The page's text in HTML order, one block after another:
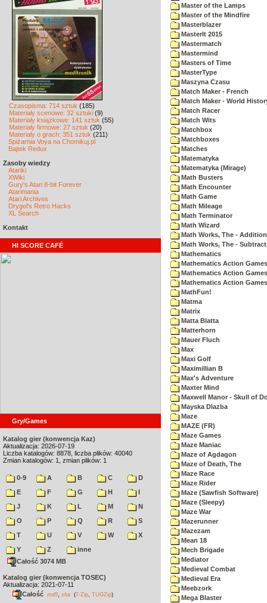
Czasopisma: 714 sztuk (185)
Materiały scenowe: 32 sztuki (9)
Materiały książkowe: 141 sztuk (55)
Materiały firmowe: 27 sztuk (20)
Materiały o grach: 351 sztuk (211)
Spiżarnia Voya na Chomikuj.pl
Bajtek Redux
Zasoby wiedzy
Atariki
XWiki
Gury's Atari 8-bit Forever
Atarimania
Atari Archives
Drygol's Retro Hacks
XL Search
Kontakt
HI SCORE CAFÉ
Gry/Games
Katalog gier (konwencja Kaz)
Aktualizacja: 2026-07-19
Liczba katalogów: 8878, liczba plików: 40040
Zmian katalogów: 1, zmian plików: 1
0-9 A B C
D
E
F G H
I
J
K L M
N
O
P Q R
S
T
U V W
X
Y
Z
inne
Całość 3074 MB
Katalog gier (konwencja TOSEC)
Aktualizacja: 2021-07-11
Całość md5 sha (7-Zip TUGZip)
Master of the Lamps
Master of the Mindfire
Masterblazer
MasterIt 2015
Mastermatch
Mastermind
Masters of Time
MasterType
Maszyna Czasu
Match Maker - French
Match Maker - World
Match Racer
Match Wits
Matchbox
Matchboxes
Matches
Matematyka
Matematyka (Mirage)
Math Busters
Math Encounter
Math Game
Math Mileage
Math Terminator
Math Wizard
Math Works, The - Addition
Math Works, The -
Mathematics
Mathematics Action
Mathematics Action
Mathematics Action
MathFun!
Matma
Matrix
Matta Blatta
Matterhorn
Mauer Fluch
Max
Maxi Golf
Maximillian B
Max's Adventure
Maxter Mind
Maxwell Manor - Skull of
Mayska Dlazba
Maze
MAZE (FR)
Maze Games
Maze Maniac
Maze of Agdagon
Maze of Death, The
Maze Race
Maze Rider
Maze (Sawfish Software)
Maze (Sleepy)
Maze War
Mazerunner
Mazezam
Mean 18
Mech Brigade
Mediator
Medieval Combat
Medieval Era
Meebzork
Mega Blaster